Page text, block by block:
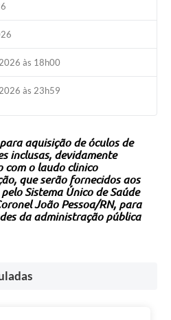
às 18h00
às 23h59
aquisição de óculos de
inclusas, devidamente
com o laudo clinico
que serão fornecidos aos
Sistema Único de Saúde
João Pessoa/RN, para
da administração pública